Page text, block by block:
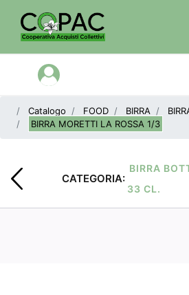
Open menu
Catalogo FOOD BIRRA
BIRRA MORETTI LA ROSSA 1/3
CATEGORIA:
BIRRA
33 CL.